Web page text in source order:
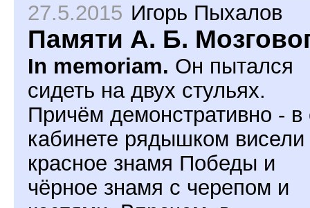
27.5.2015 Игорь Пыхалов
Памяти А. Б.
In memoriam. Он пытался
сидеть на двух стульях.
Причём демонстративно - в
кабинете рядышком висели
красное знамя Победы и
чёрное знамя с черепом и